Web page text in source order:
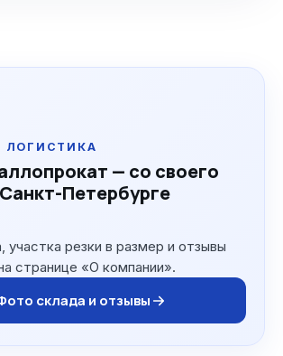
ЛОГИСТИКА
— со своего
Петербурге
участка резки в размер и отзывы
странице «О компании».
склада и отзывы